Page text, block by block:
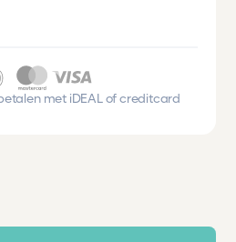
met iDEAL of creditcard